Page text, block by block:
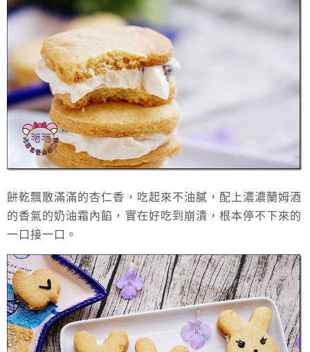
餅乾飄散滿滿的杏仁香，吃起來不油膩，配上濃濃蘭姆酒
的香氣的奶油霜內餡，實在好吃到崩潰，根本停不下來的
一口接一口。